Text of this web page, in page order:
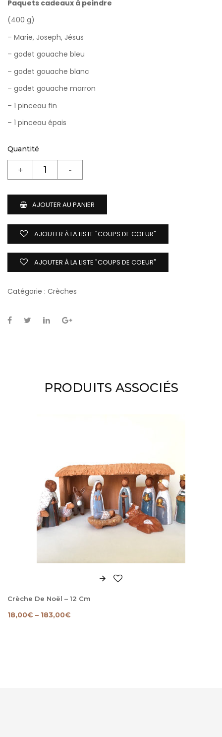
Paquets cadeaux à peindre
(400 g)
– Marie, Joseph, Jésus
– godet gouache bleu
– godet gouache blanc
– godet gouache marron
– 1 pinceau fin
– 1 pinceau épais
Quantité
AJOUTER AU PANIER
AJOUTER À LA LISTE "COUPS DE COEUR"
AJOUTER À LA LISTE "COUPS DE COEUR"
Catégorie : Crèches
PRODUITS ASSOCIÉS
Crèche De Noël – 12 Cm
18,00€ – 183,00€